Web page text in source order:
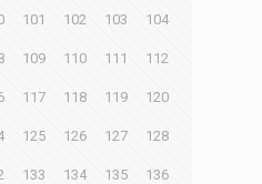
101 102 103 104
109 110 111 112
117 118 119 120
125 126 127 128
133 134 135 136